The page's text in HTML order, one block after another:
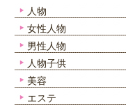
人物
女性人物
男性人物
人物子供
美容
エステ